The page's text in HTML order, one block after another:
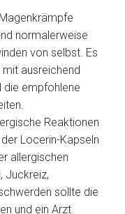
normalerweise
von selbst. Es
ausreichend
die empfohlene
Reaktionen
Locerin-Kapseln
allergischen
Juckreiz,
sollte die
und ein Arzt